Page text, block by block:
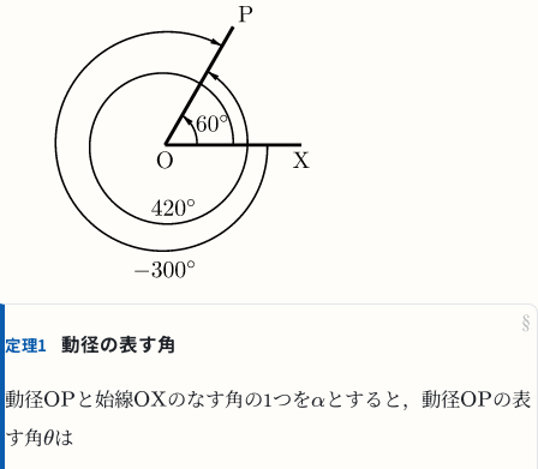
§
定理1 動径の表す角
動径 と始線 のなす角の1つを とすると，動径
の表
す角
は